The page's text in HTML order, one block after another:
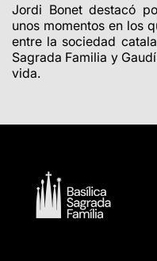
Jordi Bonet destacó
unos momentos en los
entre la sociedad
Sagrada Familia y
vida.